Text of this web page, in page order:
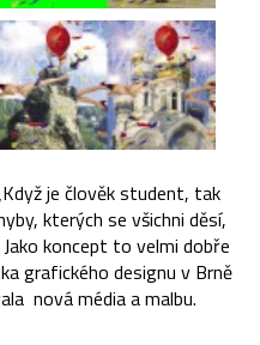
je člověk student, tak
kterých se všichni děsí,
koncept to velmi dobře
grafického designu v Brně
nová média a malbu.